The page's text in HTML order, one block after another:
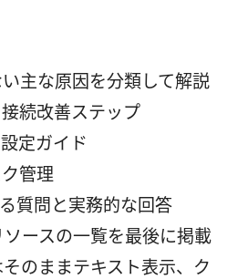
主な原因を分類して解説
続改善ステップ
定ガイド
管理
質問と実務的な回答
ースの一覧を最後に掲載
のままテキスト表示、ク